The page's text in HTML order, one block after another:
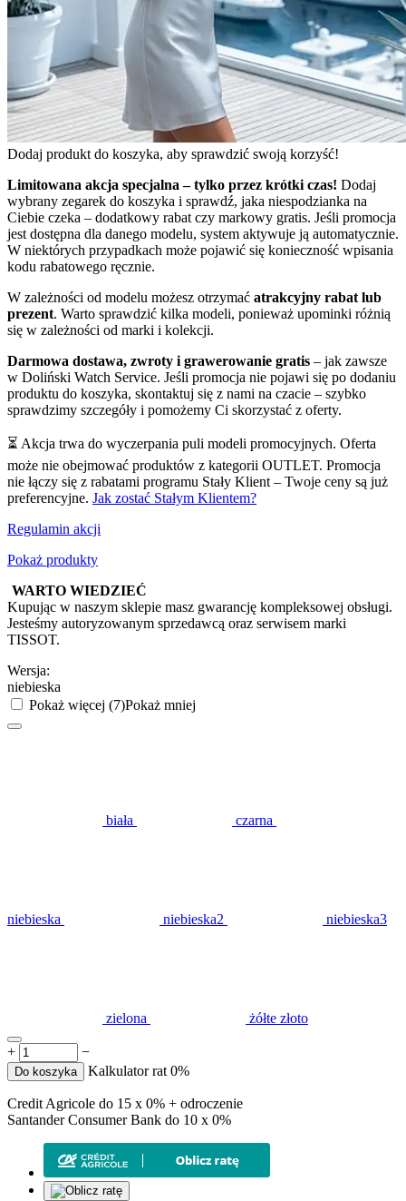
Dodaj produkt do koszyka, aby sprawdzić swoją korzyść!
Limitowana akcja specjalna – tylko przez krótki czas! Dodaj
wybrany zegarek do koszyka i sprawdź, jaka niespodzianka na
Ciebie czeka – dodatkowy rabat czy markowy gratis. Jeśli promocja
jest dostępna dla danego modelu, system aktywuje ją automatycznie.
W niektórych przypadkach może pojawić się konieczność wpisania
kodu rabatowego ręcznie.
W zależności od modelu możesz otrzymać atrakcyjny rabat lub
prezent. Warto sprawdzić kilka modeli, ponieważ upominki różnią
się w zależności od marki i kolekcji.
Darmowa dostawa, zwroty i grawerowanie gratis – jak zawsze
w Doliński Watch Service. Jeśli promocja nie pojawi się po dodaniu
produktu do koszyka, skontaktuj się z nami na czacie – szybko
sprawdzimy szczegóły i pomożemy Ci skorzystać z oferty.
⏳ Akcja trwa do wyczerpania puli modeli promocyjnych. Oferta
może nie obejmować produktów z kategorii OUTLET. Promocja
nie łączy się z rabatami programu Stały Klient – Twoje ceny są już
preferencyjne. Jak zostać Stałym Klientem?
Regulamin akcji
Pokaż produkty
WARTO WIEDZIEĆ
Kupując w naszym sklepie masz gwarancję kompleksowej obsługi.
Jesteśmy autoryzowanym sprzedawcą oraz serwisem marki
TISSOT.
Wersja:
niebieska
Pokaż więcej (7)Pokaż mniej
biała czarna
niebieska niebieska2 niebieska3
zielona żółte złoto
+ −
Do koszyka Kalkulator rat 0%
Credit Agricole do 15 x 0% + odroczenie
Santander Consumer Bank do 10 x 0%